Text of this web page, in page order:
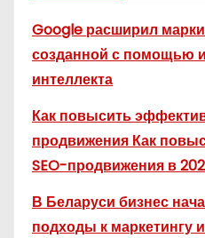
Google расширил
созданной с помощью
интеллекта
Как повысить
продвижения Как
SEO-продвижения в
В Беларуси бизнес
подходы к маркетингу